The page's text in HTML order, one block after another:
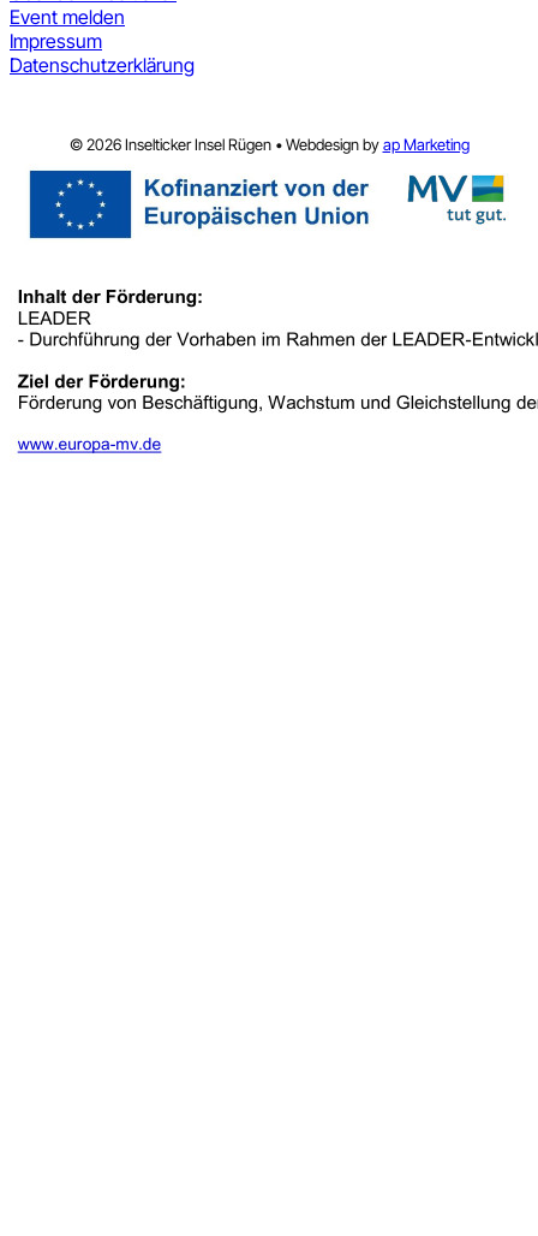
Event melden
Impressum
Datenschutzerklärung
© 2026 Inselticker Insel Rügen • Webdesign byap Marketing